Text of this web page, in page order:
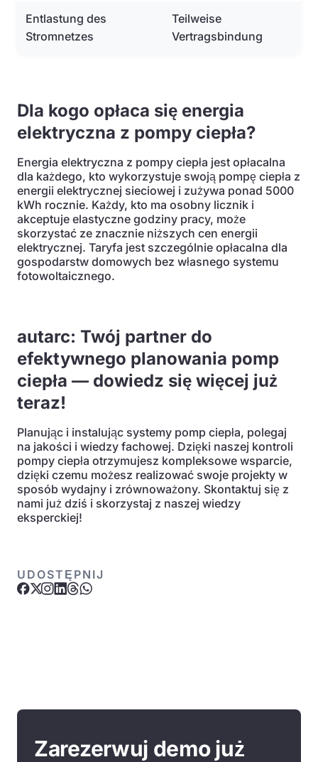
Entlastung des
Stromnetzes
Teilweise
Vertragsbindung
Dla kogo opłaca się energia
elektryczna z pompy ciepła?
Energia elektryczna z pompy ciepła jest opłacalna
dla każdego, kto wykorzystuje swoją pompę ciepła z
energii elektrycznej sieciowej i zużywa ponad 5000
kWh rocznie. Każdy, kto ma osobny licznik i
akceptuje elastyczne godziny pracy, może
skorzystać ze znacznie niższych cen energii
elektrycznej. Taryfa jest szczególnie opłacalna dla
gospodarstw domowych bez własnego systemu
fotowoltaicznego.
autarc: Twój partner do
efektywnego planowania pomp
ciepła — dowiedz się więcej już
teraz!
Planując i instalując systemy pomp ciepła, polegaj
na jakości i wiedzy fachowej. Dzięki naszej kontroli
pompy ciepła otrzymujesz kompleksowe wsparcie,
dzięki czemu możesz realizować swoje projekty w
sposób wydajny i zrównoważony. Skontaktuj się z
nami już dziś i skorzystaj z naszej wiedzy
eksperckiej!
UDOSTĘPNIJ
Zarezerwuj demo już